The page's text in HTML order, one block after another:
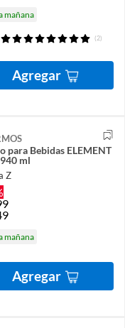
mañana
(2)
Agregar
para Bebidas ELEMENT
Rojo 940 ml
Z
mañana
Agregar